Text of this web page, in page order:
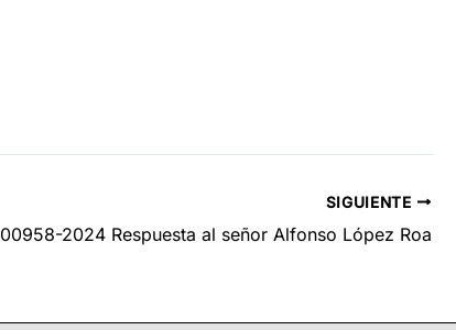
SIGUIENTE
2024 Respuesta al señor Alfonso López Roa